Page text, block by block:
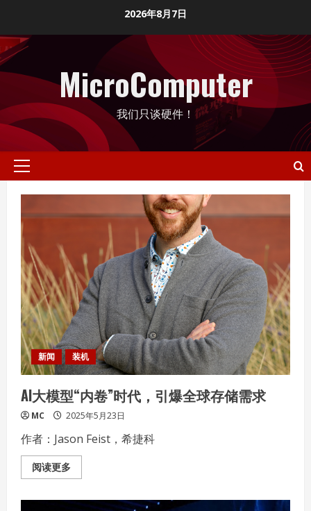
content
2026年8月7日
MicroComputer
我们只谈硬件！
Primary
新闻 装机
AI大模型“内卷”时代，引爆全球存储需求
MC 2025年5月23日
作者：Jason Feist，希捷科
阅读更多Read
more